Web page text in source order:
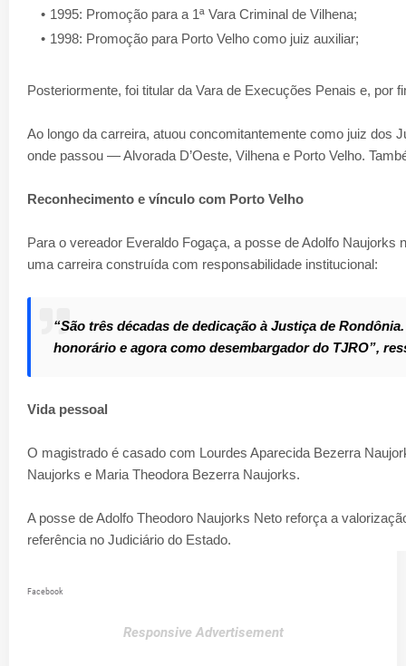
1995: Promoção para a 1ª Vara Criminal de Vilhena;
1998: Promoção para Porto Velho como juiz auxiliar;
Posteriormente, foi titular da Vara de Execuções Penais e, por
Ao longo da carreira, atuou concomitantemente como juiz dos
onde passou — Alvorada D’Oeste, Vilhena e Porto Velho.
Reconhecimento e vínculo com Porto Velho
Para o vereador Everaldo Fogaça, a posse de Adolfo
uma carreira construída com responsabilidade institucional:
“São três décadas de dedicação à Justiça de
honorário e agora como desembargador do TJRO”,
Vida pessoal
O magistrado é casado com Lourdes Aparecida Bezerra
Naujorks e Maria Theodora Bezerra Naujorks.
A posse de Adolfo Theodoro Naujorks Neto reforça a
referência no Judiciário do Estado.
Facebook
Responsive Advertisement